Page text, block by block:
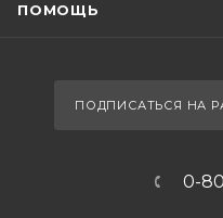
ПОМОЩЬ
ПОДПИСАТЬСЯ НА
0-